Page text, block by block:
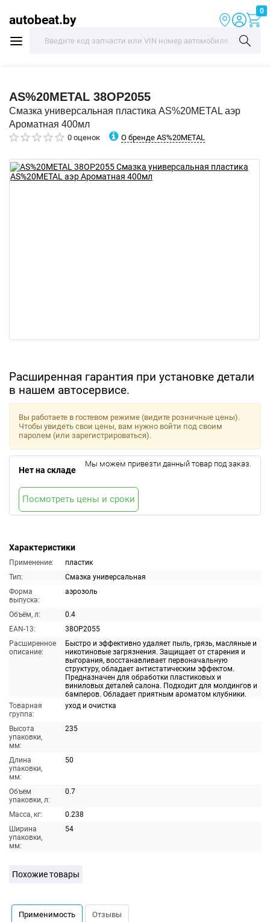
autobeat.by
0
AS%20METAL 38OP2055
Смазка универсальная пластика AS%20METAL аэр
Ароматная 400мл
0 оценок О бренде AS%20METAL
Расширенная гарантия при установке детали
в нашем автосервисе.
Характеристики
Применение:
пластик
Тип:
Смазка универсальная
Форма
выпуска:
аэрозоль
Объём, л:
0.4
EAN-13:
38OP2055
Расширенное
описание:
Быстро и эффективно удаляет пыль, грязь, масляные и
никотиновые загрязнения. Защищает от старения и
выгорания, восстанавливает первоначальную
структуру, обладает антистатическим эффектом.
Предназначен для обработки пластиковых и
виниловых деталей салона. Подходит для молдингов и
бамперов. Обладает приятным ароматом клубники.
Товарная
группа:
уход и очистка
Высота
упаковки,
мм:
235
Длина
упаковки,
мм:
50
Объем
упаковки, л:
0.7
Масса, кг:
0.238
Ширина
упаковки,
мм:
54
Вы работаете в гостевом режиме (видите розничные цены).
Чтобы увидеть свои цены, вам нужно войти под своим
паролем (или зарегистрироваться).
Нет на складе
Мы можем привезти данный товар под заказ.
Посмотреть цены и сроки
Похожие товары
Применимость Отзывы